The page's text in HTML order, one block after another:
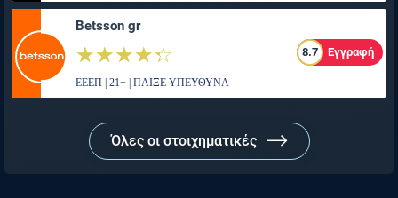
Betsson gr
☆☆☆☆☆
★★★★★ 8.7 Εγγραφή
ΕΕΕΠ | 21+ | ΠΑΙΞΕ ΥΠΕΥΘΥΝΑ
Όλες οι στοιχηματικές